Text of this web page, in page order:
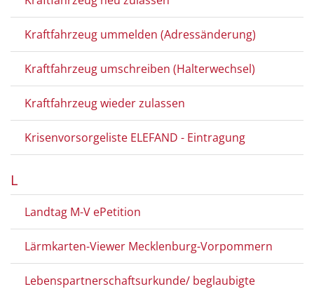
Kraftfahrzeug ummelden (Adressänderung)
Kraftfahrzeug umschreiben (Halterwechsel)
Kraftfahrzeug wieder zulassen
Krisenvorsorgeliste ELEFAND - Eintragung
L
Landtag M-V ePetition
Lärmkarten-Viewer Mecklenburg-Vorpommern
Lebenspartnerschaftsurkunde/ beglaubigte